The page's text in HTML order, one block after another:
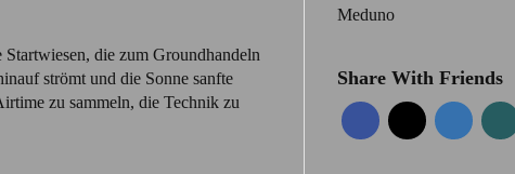
die zum Groundhandeln
strömt und die Sonne sanfte
zu sammeln, die Technik zu
Meduno
Share With Friends